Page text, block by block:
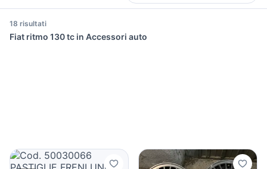
18 risultati
Fiat ritmo 130 tc in Accessori auto